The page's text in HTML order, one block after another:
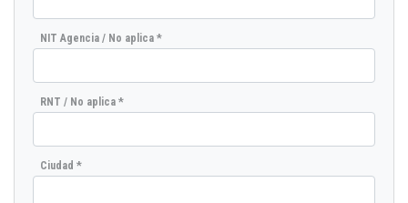
NIT Agencia / No aplica *
RNT / No aplica *
Ciudad *